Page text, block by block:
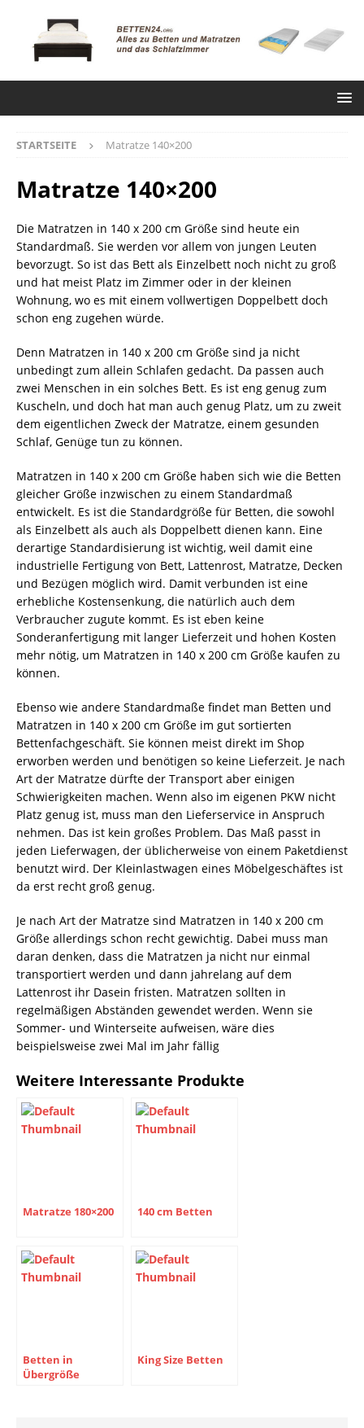
STARTSEITE Matratze 140×200
Matratze 140×200
Die Matratzen in 140 x 200 cm Größe sind heute ein
Standardmaß. Sie werden vor allem von jungen Leuten
bevorzugt. So ist das Bett als Einzelbett noch nicht zu groß
und hat meist Platz im Zimmer oder in der kleinen
Wohnung, wo es mit einem vollwertigen Doppelbett doch
schon eng zugehen würde.
Denn Matratzen in 140 x 200 cm Größe sind ja nicht
unbedingt zum allein Schlafen gedacht. Da passen auch
zwei Menschen in ein solches Bett. Es ist eng genug zum
Kuscheln, und doch hat man auch genug Platz, um zu zweit
dem eigentlichen Zweck der Matratze, einem gesunden
Schlaf, Genüge tun zu können.
Matratzen in 140 x 200 cm Größe haben sich wie die Betten
gleicher Größe inzwischen zu einem Standardmaß
entwickelt. Es ist die Standardgröße für Betten, die sowohl
als Einzelbett als auch als Doppelbett dienen kann. Eine
derartige Standardisierung ist wichtig, weil damit eine
industrielle Fertigung von Bett, Lattenrost, Matratze, Decken
und Bezügen möglich wird. Damit verbunden ist eine
erhebliche Kostensenkung, die natürlich auch dem
Verbraucher zugute kommt. Es ist eben keine
Sonderanfertigung mit langer Lieferzeit und hohen Kosten
mehr nötig, um Matratzen in 140 x 200 cm Größe kaufen zu
können.
Ebenso wie andere Standardmaße findet man Betten und
Matratzen in 140 x 200 cm Größe im gut sortierten
Bettenfachgeschäft. Sie können meist direkt im Shop
erworben werden und benötigen so keine Lieferzeit. Je nach
Art der Matratze dürfte der Transport aber einigen
Schwierigkeiten machen. Wenn also im eigenen PKW nicht
Platz genug ist, muss man den Lieferservice in Anspruch
nehmen. Das ist kein großes Problem. Das Maß passt in
jeden Lieferwagen, der üblicherweise von einem Paketdienst
benutzt wird. Der Kleinlastwagen eines Möbelgeschäftes ist
da erst recht groß genug.
Je nach Art der Matratze sind Matratzen in 140 x 200 cm
Größe allerdings schon recht gewichtig. Dabei muss man
daran denken, dass die Matratzen ja nicht nur einmal
transportiert werden und dann jahrelang auf dem
Lattenrost ihr Dasein fristen. Matratzen sollten in
regelmäßigen Abständen gewendet werden. Wenn sie
Sommer- und Winterseite aufweisen, wäre dies
beispielsweise zwei Mal im Jahr fällig
Weitere Interessante Produkte
Matratze 180×200 140 cm Betten
Betten in
Übergröße
King Size Betten